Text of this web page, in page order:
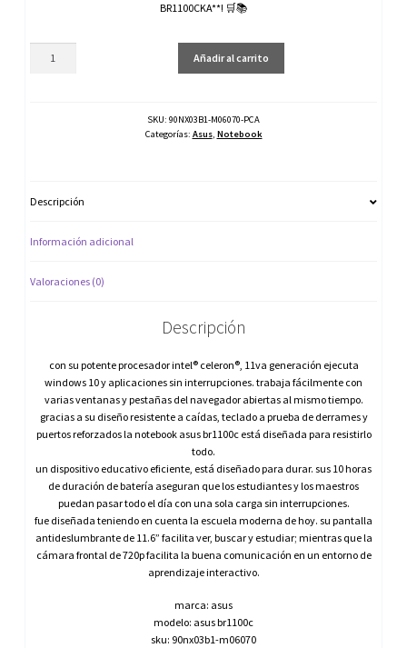
BR1100CKA**! 🛒📚
cantidad
Añadir al carrito
SKU: 90NX03B1-M06070-PCA
Categorías: Asus, Notebook
Descripción
Información adicional
Valoraciones (0)
Descripción
con su potente procesador intel® celeron®, 11va generación ejecuta
windows 10 y aplicaciones sin interrupciones. trabaja fácilmente con
varias ventanas y pestañas del navegador abiertas al mismo tiempo.
gracias a su diseño resistente a caídas, teclado a prueba de derrames y
puertos reforzados la notebook asus br1100c está diseñada para resistirlo
todo.
un dispositivo educativo eficiente, está diseñado para durar. sus 10 horas
de duración de batería aseguran que los estudiantes y los maestros
puedan pasar todo el día con una sola carga sin interrupciones.
fue diseñada teniendo en cuenta la escuela moderna de hoy. su pantalla
antideslumbrante de 11.6” facilita ver, buscar y estudiar; mientras que la
cámara frontal de 720p facilita la buena comunicación en un entorno de
aprendizaje interactivo.
marca: asus
modelo: asus br1100c
sku: 90nx03b1-m06070